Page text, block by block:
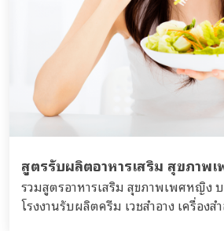
สูตรรับผลิตอาหารเสริม สุขภาพ
รวมสูตรอาหารเสริม สุขภาพเพศหญิง
โรงงานรับผลิตครีม เวชสำอาง เครื่องส